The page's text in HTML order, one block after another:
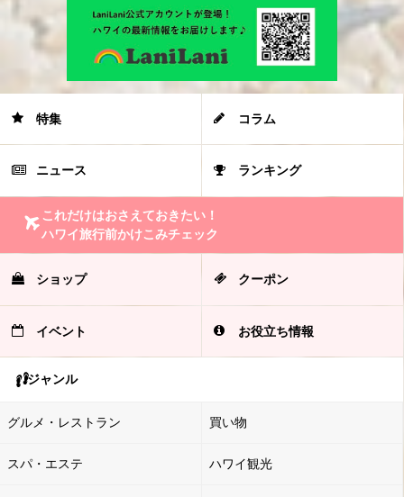
特集 コラム
ニュース ランキング
これだけはおさえておきたい！
ハワイ旅行前かけこみチェック
ショップ クーポン
イベント お役立ち情報
ジャンル
グルメ・レストラン 買い物
スパ・エステ ハワイ観光